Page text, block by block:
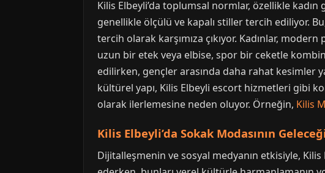
Kilis Elbeyli’da toplumsal normlar, özellikle
genellikle ölçülü ve kapalı stiller tercih ediliyor.
tercih olarak karşımıza çıkıyor. Kadınlar,
uzun bir etek veya elbise, spor bir ceketle
edilirken, gençler arasında daha rahat kesimler
kültürel yapı, Kilis Elbeyli escort hizmetleri gibi
olarak ilerlemesine neden oluyor. Örneğin, Kilis
Kilis Elbeyli’da Sokak Modasının
Dijitalleşmenin ve sosyal medyanın etkisiyle,